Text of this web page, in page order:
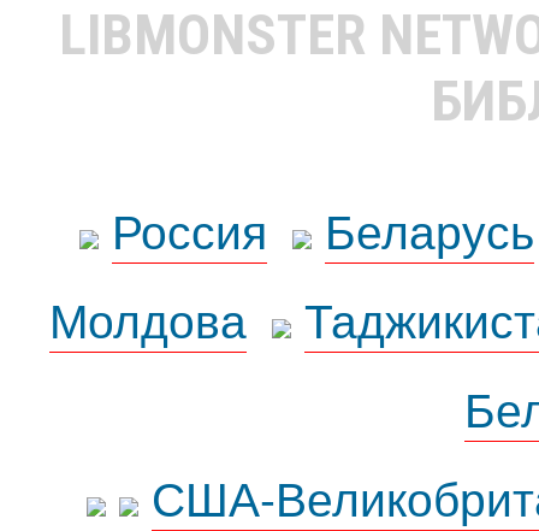
LIBMONSTER
Россия
Беларусь
Молдова
США-